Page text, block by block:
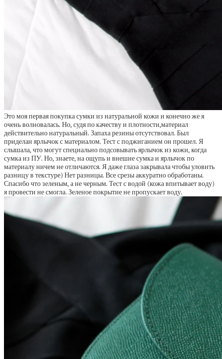
Это моя первая покупка сумки из натуральной кожи и конечно же я
очень волновалась. Но, судя по качеству и плотности,материал
действительно натуральный. Запаха резины отсутствовал. Был
приделан ярлычок с материалом. Тест с поджиганием он прошел. Я
слышала, что могут специально подсовывать ярлычок из кожи, когда
сумка из ПУ. Но, знаете, на ощупь и внешне сумка и ярлычок по
материалу ничем не отличаются. Я даже глаза закрывала чтобы уловить
разницу в текстуре) Нет разницы. Все срезы аккуратно обработаны.
Спасибо что зеленым, а не черным. Тест с водой (кожа впитывает воду)
я провести не смогла. Зеленое покрытие не пропускает воду.